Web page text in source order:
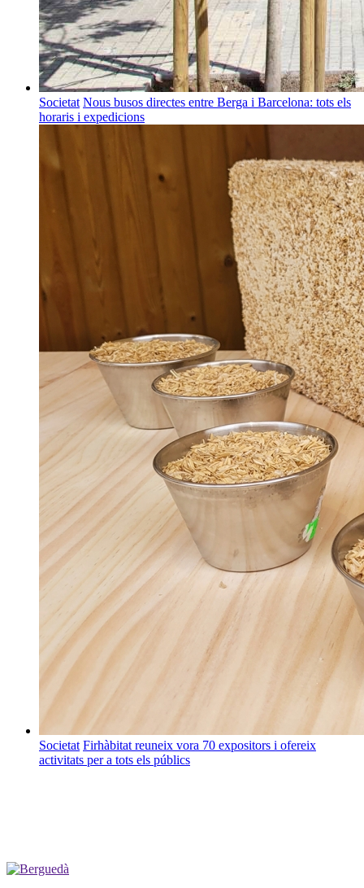
Societat Nous busos directes entre Berga i Barcelona: tots els
horaris i expedicions
Societat Firhàbitat reuneix vora 70 expositors i ofereix
activitats per a tots els públics